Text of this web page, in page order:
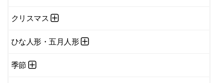
クリスマス
ひな人形・五月人形
季節